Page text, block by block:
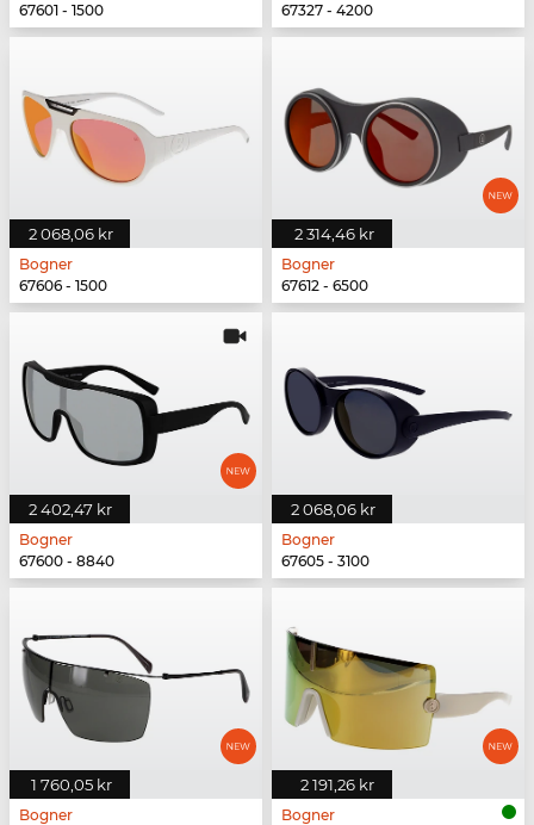
67601 - 1500
67327 - 4200
2 068,06 kr
Bogner
67606 - 1500
2 314,46 kr
Bogner
67612 - 6500
2 402,47 kr
Bogner
67600 - 8840
2 068,06 kr
Bogner
67605 - 3100
1 760,05 kr
Bogner
2 191,26 kr
Bogner